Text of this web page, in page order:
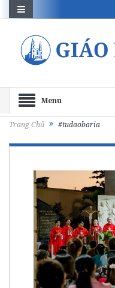
Menu
Trang Chủ #tudaobaria